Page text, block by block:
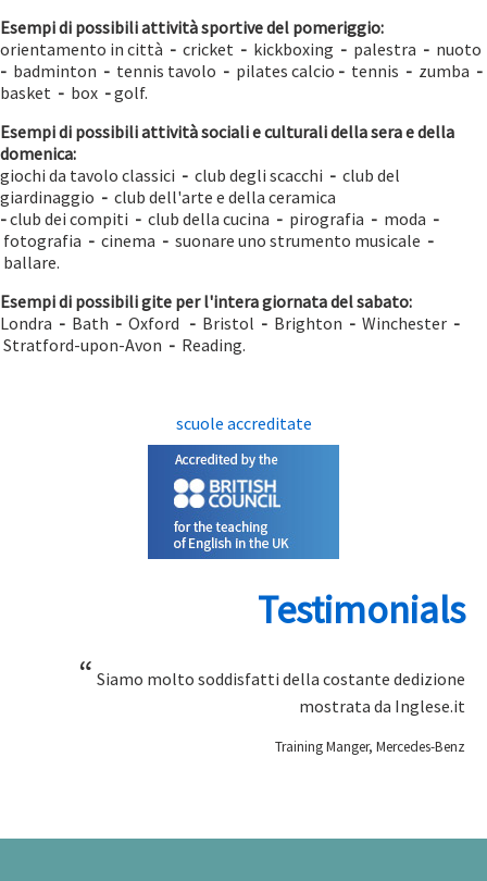
Esempi di possibili attività sportive del pomeriggio:
orientamento in città - cricket - kickboxing - palestra - nuoto
- badminton - tennis tavolo - pilates calcio - tennis - zumba -
basket - box -golf.
Esempi di possibili attività sociali e culturali della sera e della
domenica:
giochi da tavolo classici - club degli scacchi - club del
giardinaggio - club dell'arte e della ceramica
-club dei compiti - club della cucina - pirografia - moda -
fotografia - cinema - suonare uno strumento musicale -
ballare.
Esempi di possibili gite per l'intera giornata del sabato:
Londra - Bath - Oxford - Bristol - Brighton - Winchester -
Stratford-upon-Avon - Reading.
scuole accreditate
Testimonials
“ Siamo molto soddisfatti della costante dedizione
mostrata da Inglese.it
Training Manger, Mercedes-Benz